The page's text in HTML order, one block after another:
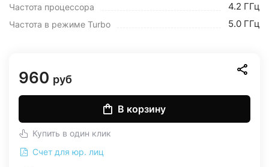
Частота процессора 4.2 ГГц
Частота в режиме Turbo 5.0 ГГц
960 руб
В корзину
Купить в один клик
Счет для юр. лиц